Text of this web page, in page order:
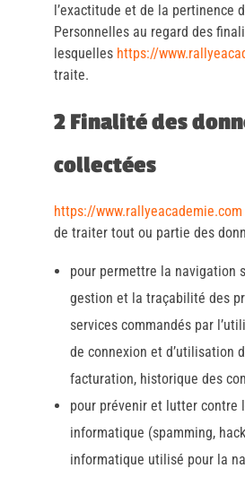
l’exactitude et de la pertinence
Personnelles au regard des
lesquelles https://
traite.
2 Finalité des
collectées
https://www.rallyeacademie.com
de traiter tout ou partie des
pour permettre la navigation
gestion et la traçabilité des
services commandés par
de connexion et d’utilisation
facturation, historique des
pour prévenir et lutter contre
informatique (spamming,
informatique utilisé pour la